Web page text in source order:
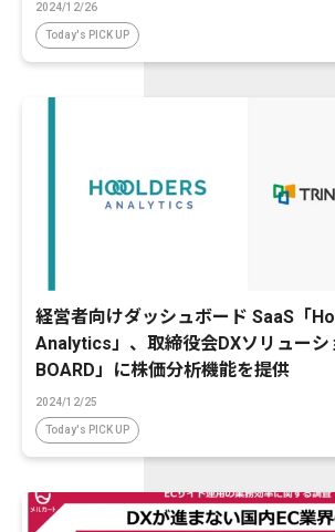
2024/12/26
Today's PICK UP
経営者向けダッシュボード SaaS「
Analytics」、取締役会DXソリューシ
BOARD」に株価分析機能を提供
2024/12/25
Today's PICK UP